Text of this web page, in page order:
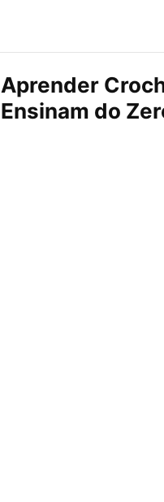
Aprender
Ensinam do